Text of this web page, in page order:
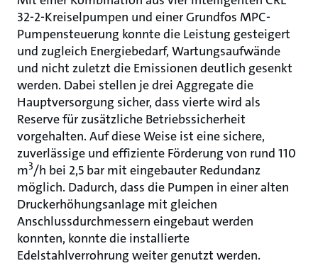
32-2-Kreiselpumpen und einer Grundfos MPC-
Pumpensteuerung konnte die Leistung gesteigert
und zugleich Energiebedarf, Wartungsaufwände
und nicht zuletzt die Emissionen deutlich gesenkt
werden. Dabei stellen je drei Aggregate die
Hauptversorgung sicher, dass vierte wird als
Reserve für zusätzliche Betriebssicherheit
vorgehalten. Auf diese Weise ist eine sichere,
zuverlässige und effiziente Förderung von rund 110
m3/h bei 2,5 bar mit eingebauter Redundanz
möglich. Dadurch, dass die Pumpen in einer alten
Druckerhöhungsanlage mit gleichen
Anschlussdurchmessern eingebaut werden
konnten, konnte die installierte
Edelstahlverrohrung weiter genutzt werden.